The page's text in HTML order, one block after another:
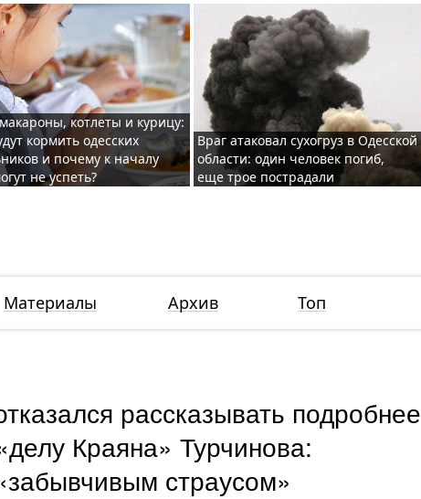
котлеты и курицу:
кормить одесских
и почему к началу
не успеть?
Враг атаковал сухогруз в Одесской
области: один человек погиб,
еще трое пострадали
Материалы Архив Топ
рассказывать подробнее
Краяна» Турчинова:
страусом»